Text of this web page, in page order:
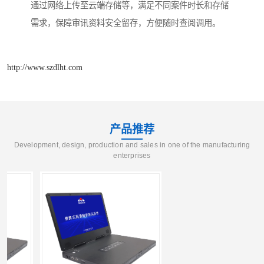
通过网络上传至云端存储等，满足不同案件时长和存储
需求，保障审讯资料安全留存，方便随时查阅调用。​
http://www.szdlht.com
产品推荐
Development, design, production and sales in one of the manufacturing
enterprises